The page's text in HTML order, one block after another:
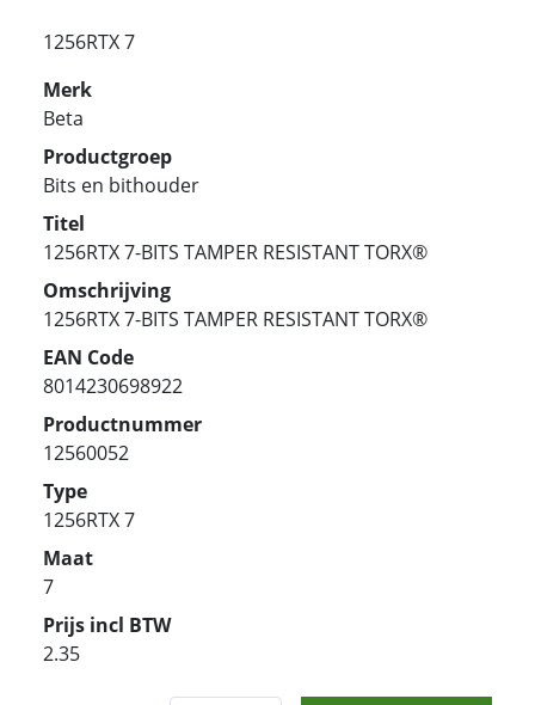
1256RTX 7
Merk
Beta
Productgroep
Bits en bithouder
Titel
1256RTX 7-BITS TAMPER RESISTANT TORX®
Omschrijving
1256RTX 7-BITS TAMPER RESISTANT TORX®
EAN Code
8014230698922
Productnummer
12560052
Type
1256RTX 7
Maat
7
Prijs incl BTW
2.35